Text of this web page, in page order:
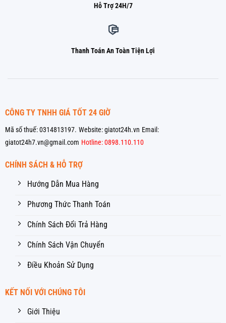
Hỗ Trợ 24H/7
Thanh Toán An Toàn Tiện Lợi
CÔNG TY TNHH GIÁ TỐT 24 GIỜ
Mã số thuế: 0314813197. Website: giatot24h.vn Email:
giatot24h7.vn@gmail.com Hotline: 0898.110.110
CHÍNH SÁCH & HỖ TRỢ
Hướng Dẫn Mua Hàng
Phương Thức Thanh Toán
Chính Sách Đổi Trả Hàng
Chính Sách Vận Chuyển
Điều Khoản Sử Dụng
KẾT NỐI VỚI CHÚNG TÔI
Giới Thiệu